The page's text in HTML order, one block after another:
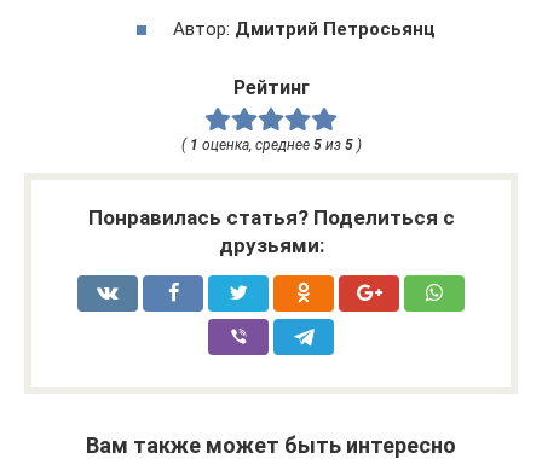
Автор: Дмитрий Петросьянц
Рейтинг
( 1 оценка, среднее 5из 5)
Понравилась статья? Поделиться с
друзьями:
Вам также может быть интересно